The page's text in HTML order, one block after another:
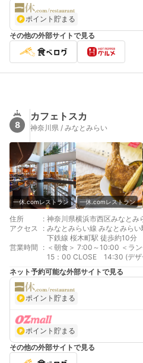
ポイント貯まる
その他の外部サイトで見る
8
カフェトスカ
神奈川県 / みなとみらい
一休.comレストラン 一休.comレストラン
住所 : 神奈川県横浜市西区みなと
アクセス
: みなとみらい線 みなとみら
下鉄線 桜木町駅 徒歩約10分
営業時間
: ＜朝食＞ 7:00～10:00 ＜ランチ＞ 90分制 平日 11：30～
15：00 CLOSE 14:30 (デザ
30～15：30 CLOSE 15:30 (ア
ナー＞ 120分制 月・火・
00 21:00 CLOSE 土 17:00
～/19:30～ (二部制) 22:00
ネット予約可能な外部サイトで見る
ポイント貯まる
ポイント貯まる
その他の外部サイトで見る